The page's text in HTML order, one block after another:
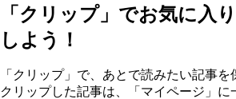
「クリップ」でお気に入
しよう！
「クリップ」で、あとで読みたい記事を
クリップした記事は、「マイページ」に